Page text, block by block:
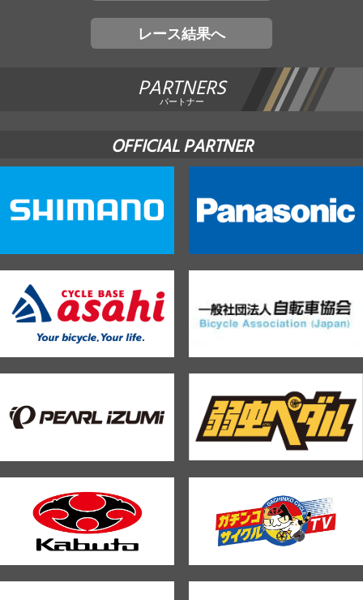
レース結果へ
PARTNERS
パートナー
OFFICIAL PARTNER